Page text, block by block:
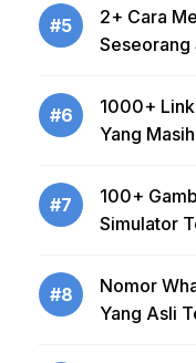
#5
2+ Cara
Seseorang
#6
1000+
Yang
#7
100+
Simulator
#8
Nomor
Yang Asli